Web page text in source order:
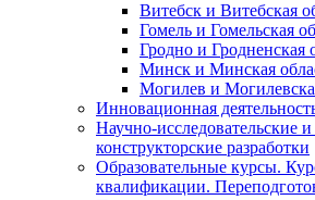
Витебск и Витебская
Гомель и Гомельская
Гродно и Гродненская
Минск и Минская
Могилев и
Инновационная
Научно-исследовательские
конструкторские разработки
Образовательные курсы.
квалификации.